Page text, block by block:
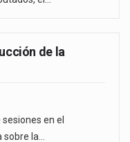
de la
en el
la…